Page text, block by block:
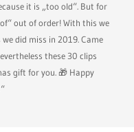
it is „too old“. But for
out of order! With this we
did miss in 2019. Came
these 30 clips
gift for you. 🎁 Happy